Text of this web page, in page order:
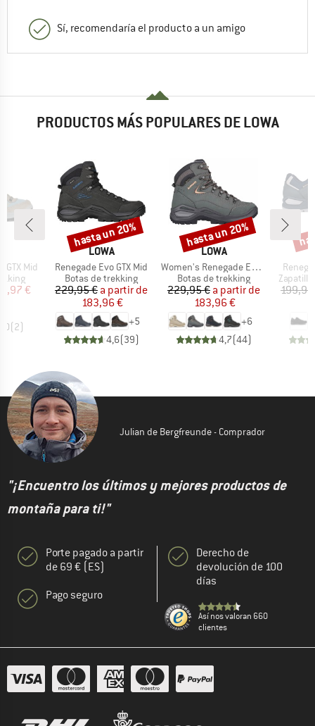
Sí, recomendaría el producto a un amigo
PRODUCTOS MÁS POPULARES DE LOWA
GTX Mid
reducido
€
(2)
MARCA
LOWA
Artículo
Renegade Evo GTX Mid
Product group
Botas de trekking
Precio
229,95 € Precio reducido
a partir de
183,96 €
+5
4,6(39)
Descuento
hasta un 20%
MARCA
LOWA
Artículo
Women's Renegade Evo GTX Mid
Product group
Botas de trekking
Precio
229,95 € Precio reducido
a partir de
183,96 €
+6
4,7(44)
Descuento
hasta un 20%
Artículo
Product
Julian de Bergfreunde - Comprador
"¡Encuentro los últimos y mejores productos de
montaña para ti!"
Porte pagado a partir
de 69 € (ES)
Pago seguro
Derecho de
devolución de 100
días
Así nos valoran 660
clientes